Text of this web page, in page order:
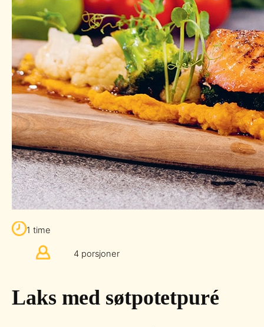
1 time
4 porsjoner
Laks med søtpotetpuré